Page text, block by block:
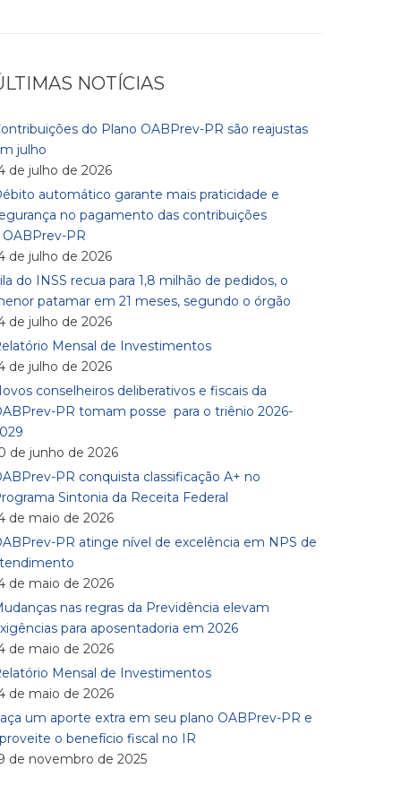
NOTÍCIAS
do Plano OABPrev-PR são reajustas
julho
de julho de 2026
automático garante mais praticidade e
no pagamento das contribuições
OABPrev-PR
de julho de 2026
do INSS recua para 1,8 milhão de pedidos, o
patamar em 21 meses, segundo o órgão
de julho de 2026
Mensal de Investimentos
de julho de 2026
conselheiros deliberativos e fiscais da
PR tomam posse para o triênio 2026-
de junho de 2026
PR conquista classificação A+ no
Sintonia da Receita Federal
de maio de 2026
PR atinge nível de excelência em NPS de
de maio de 2026
nas regras da Previdência elevam
para aposentadoria em 2026
de maio de 2026
Mensal de Investimentos
de maio de 2026
um aporte extra em seu plano OABPrev-PR e
o benefício fiscal no IR
de novembro de 2025